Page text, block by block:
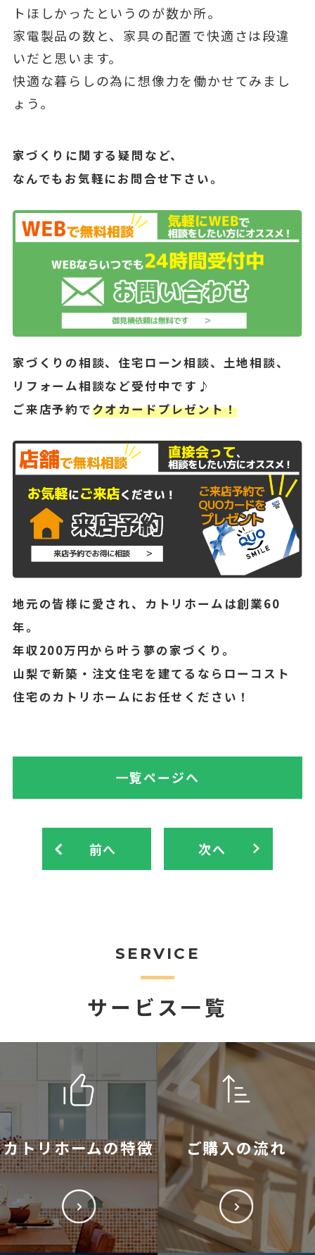
トほしかったというのが数か所。
家電製品の数と、家具の配置で快適さは段違
いだと思います。
快適な暮らしの為に想像力を働かせてみまし
ょう。
家づくりに関する疑問など、
なんでもお気軽にお問合せ下さい。
家づくりの相談、住宅ローン相談、土地相談、
リフォーム相談など受付中です♪
ご来店予約でクオカードプレゼント！
地元の皆様に愛され、カトリホームは創業60
年。
年収200万円から叶う夢の家づくり。
山梨で新築・注文住宅を建てるならローコスト
住宅のカトリホームにお任せください！
前へ
一覧ページへ
次へ
SERVICE
サービス一覧
カトリホームの特徴 ご購入の流れ